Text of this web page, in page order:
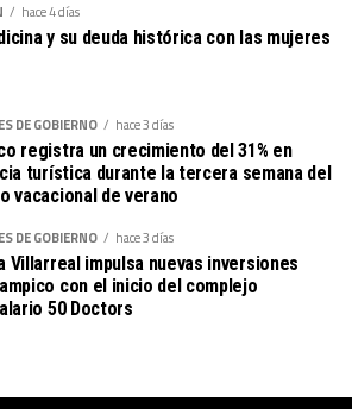
hace 4 días
y su deuda histórica con las mujeres
DE GOBIERNO hace 3 días
registra un crecimiento del 31% en
turística durante la tercera semana del
vacacional de verano
DE GOBIERNO hace 3 días
Villarreal impulsa nuevas inversiones
con el inicio del complejo
50 Doctors